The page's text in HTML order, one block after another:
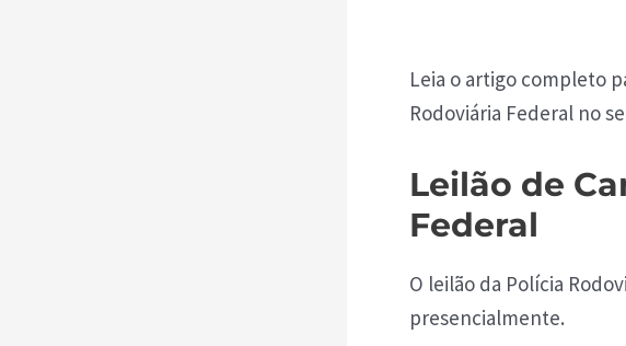
Leia o artigo completo
Rodoviária Federal no
Leilão de
Federal
O leilão da Polícia
presencialmente.